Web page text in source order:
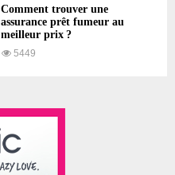
Comment trouver une
assurance prêt fumeur au
meilleur prix ?
5449